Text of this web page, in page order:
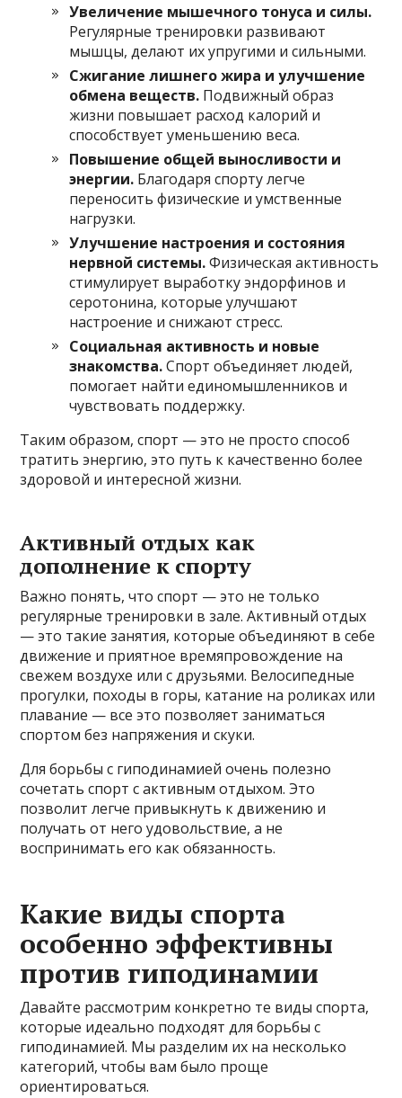
Увеличение мышечного тонуса и силы.
Регулярные тренировки развивают
мышцы, делают их упругими и сильными.
Сжигание лишнего жира и улучшение
обмена веществ. Подвижный образ
жизни повышает расход калорий и
способствует уменьшению веса.
Повышение общей выносливости и
энергии. Благодаря спорту легче
переносить физические и умственные
нагрузки.
Улучшение настроения и состояния
нервной системы.Физическая активность
стимулирует выработку эндорфинов и
серотонина, которые улучшают
настроение и снижают стресс.
Социальная активность и новые
знакомства.Спорт объединяет людей,
помогает найти единомышленников и
чувствовать поддержку.
Таким образом, спорт — это не просто способ
тратить энергию, это путь к качественно более
здоровой и интересной жизни.
Активный отдых как
дополнение к спорту
Важно понять, что спорт — это не только
регулярные тренировки в зале. Активный отдых
— это такие занятия, которые объединяют в себе
движение и приятное времяпровождение на
свежем воздухе или с друзьями. Велосипедные
прогулки, походы в горы, катание на роликах или
плавание — все это позволяет заниматься
спортом без напряжения и скуки.
Для борьбы с гиподинамией очень полезно
сочетать спорт с активным отдыхом. Это
позволит легче привыкнуть к движению и
получать от него удовольствие, а не
воспринимать его как обязанность.
Какие виды спорта
особенно эффективны
против гиподинамии
Давайте рассмотрим конкретно те виды спорта,
которые идеально подходят для борьбы с
гиподинамией. Мы разделим их на несколько
категорий, чтобы вам было проще
ориентироваться.